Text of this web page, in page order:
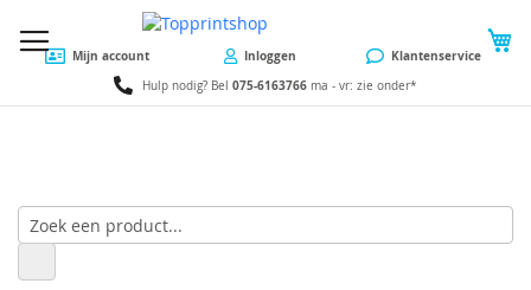
Mijn account Inloggen Klantenservice
Hulp nodig? Bel 075-6163766 ma - vr: zie onder*